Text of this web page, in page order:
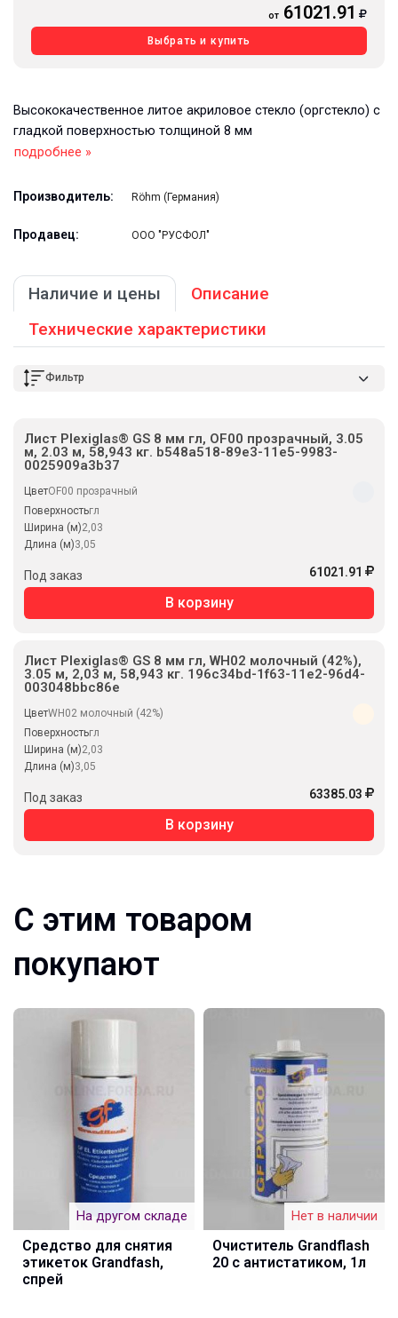
от 61021.91
Выбрать и купить
Высококачественное литое акриловое стекло (оргстекло) с
гладкой поверхностью толщиной 8 мм
подробнее »
Производитель: Röhm (Германия)
Продавец: ООО "РУСФОЛ"
Наличие и цены
Описание
Технические характеристики
Фильтр
Лист Plexiglas® GS 8 мм гл, OF00 прозрачный, 3.05
м, 2.03 м, 58,943 кг. b548a518-89e3-11e5-9983-
0025909a3b37
ЦветOF00 прозрачный
Поверхностьгл
Ширина (м)2,03
Длина (м)3,05
Под заказ 61021.91
В корзину
Лист Plexiglas® GS 8 мм гл, WH02 молочный (42%),
3.05 м, 2,03 м, 58,943 кг. 196c34bd-1f63-11e2-96d4-
003048bbc86e
ЦветWH02 молочный (42%)
Поверхностьгл
Ширина (м)2,03
Длина (м)3,05
Под заказ 63385.03
В корзину
С этим товаром
покупают
На другом складе
Средство для снятия
этикеток Grandfash,
спрей
Нет в наличии
Очиститель Grandflash
20 с антистатиком, 1л